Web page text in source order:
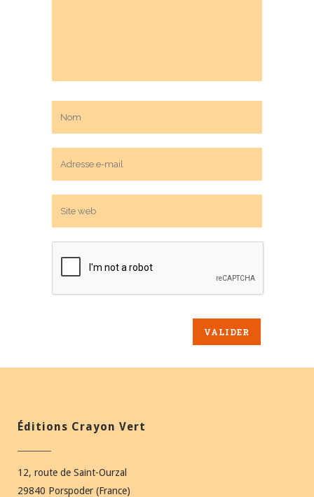
Éditions Crayon Vert
12, route de Saint-Ourzal
29840 Porspoder (France)